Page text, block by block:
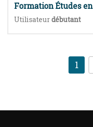
Formation Études
Utilisateurdébutant
1